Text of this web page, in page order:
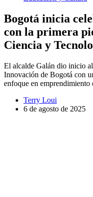
Bogotá inicia
con la primera
Ciencia y
El alcalde Galán dio inicio
Innovación de Bogotá con
enfoque en emprendimiento
Terry Loui
6 de agosto de 2025